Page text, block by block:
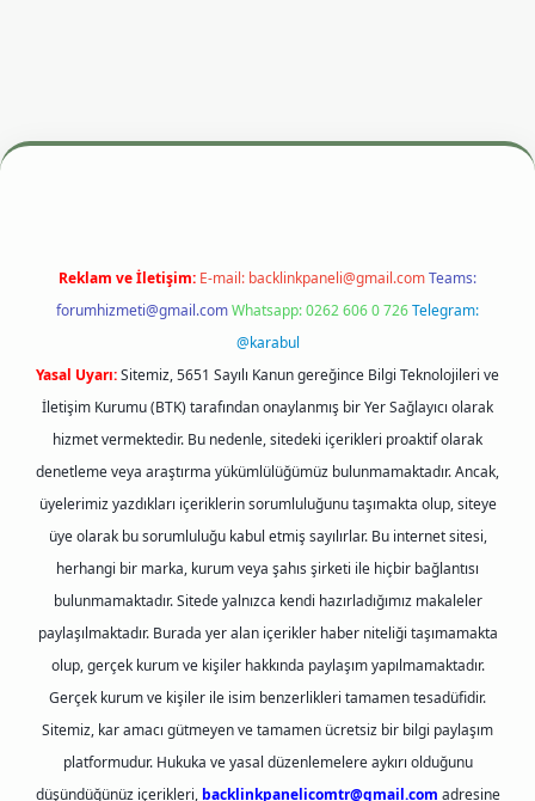
betexper.xyzm elexbet
Reklam ve İletişim: E-mail: backlinkpaneli@gmail.comTeams:
forumhizmeti@gmail.comWhatsapp: 0262 606 0 726Telegram:
@karabul
Yasal Uyarı:Sitemiz, 5651 Sayılı Kanun gereğince Bilgi Teknolojileri ve
İletişim Kurumu (BTK) tarafından onaylanmış bir Yer Sağlayıcı olarak
hizmet vermektedir. Bu nedenle, sitedeki içerikleri proaktif olarak
denetleme veya araştırma yükümlülüğümüz bulunmamaktadır. Ancak,
üyelerimiz yazdıkları içeriklerin sorumluluğunu taşımakta olup, siteye
üye olarak bu sorumluluğu kabul etmiş sayılırlar. Bu internet sitesi,
herhangi bir marka, kurum veya şahıs şirketi ile hiçbir bağlantısı
bulunmamaktadır. Sitede yalnızca kendi hazırladığımız makaleler
paylaşılmaktadır. Burada yer alan içerikler haber niteliği taşımamakta
olup, gerçek kurum ve kişiler hakkında paylaşım yapılmamaktadır.
Gerçek kurum ve kişiler ile isim benzerlikleri tamamen tesadüfidir.
Sitemiz, kar amacı gütmeyen ve tamamen ücretsiz bir bilgi paylaşım
platformudur. Hukuka ve yasal düzenlemelere aykırı olduğunu
düşündüğünüz içerikleri, backlinkpanelicomtr@gmail.com adresine